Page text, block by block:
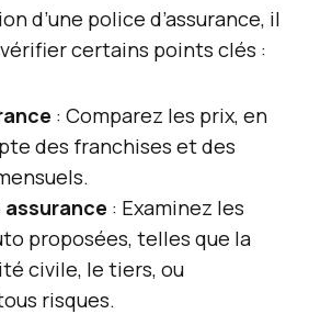
d’une police d’assurance, il
certains points clés :
: Comparez les prix, en
des franchises et des
: Examinez les
proposées, telles que la
civile, le tiers, ou
risques.